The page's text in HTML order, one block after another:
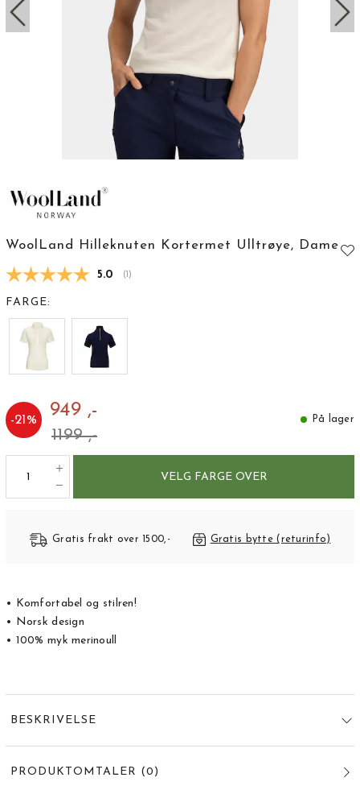
WoolLand Hilleknuten Kortermet Ulltrøye, Dame
Gjennomsnittskarakter:
5.0 ( stemmer:
)
FARGE:
-21 % 949 ,-
1199 ,-
På lager
VELG FARGE OVER
Gratis frakt over 1500,- Gratis bytte (returinfo)
• Komfortabel og stilren!
• Norsk design
• 100% myk merinoull
BESKRIVELSE
PRODUKTOMTALER (0 )